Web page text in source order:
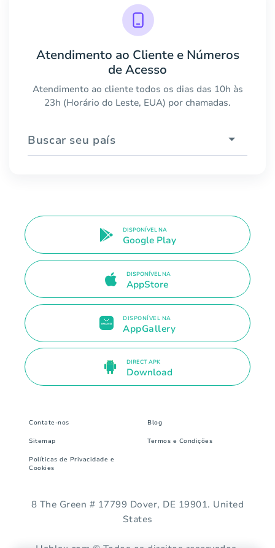
Atendimento ao Cliente e Números
de Acesso
Atendimento ao cliente todos os dias das 10h às
23h (Horário do Leste, EUA) por chamadas.
Buscar seu país
DISPONÍVEL NA
Google Play
DISPONÍVEL NA
AppStore
DISPONÍVEL NA
AppGallery
DIRECT APK
Download
Contate-nos Blog
Sitemap Termos e Condições
Políticas de Privacidade e
Cookies
8 The Green # 17799 Dover, DE 19901. United
States